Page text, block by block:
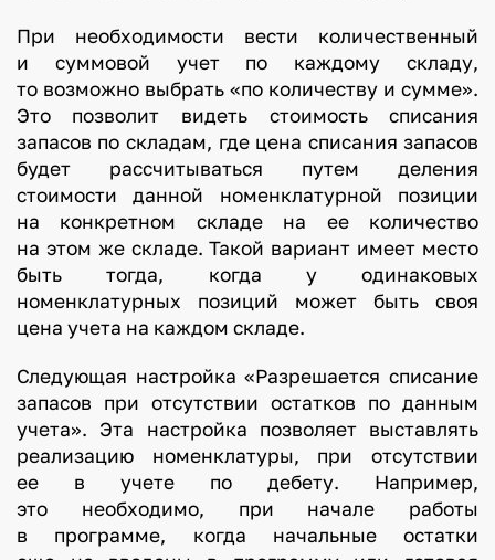
При необходимости вести количественный
и суммовой учет по каждому складу,
то возможно выбрать «по количеству и сумме».
Это позволит видеть стоимость списания
запасов по складам, где цена списания запасов
будет рассчитываться путем деления
стоимости данной номенклатурной позиции
на конкретном складе на ее количество
на этом же складе. Такой вариант имеет место
быть тогда, когда у одинаковых
номенклатурных позиций может быть своя
цена учета на каждом складе.
Следующая настройка «Разрешается списание
запасов при отсутствии остатков по данным
учета». Эта настройка позволяет выставлять
реализацию номенклатуры, при отсутствии
ее в учете по дебету. Например,
это необходимо, при начале работы
в программе, когда начальные остатки